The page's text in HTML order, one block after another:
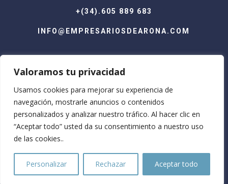
Valoramos tu privacidad
Usamos cookies para mejorar su experiencia de
navegación, mostrarle anuncios o contenidos
personalizados y analizar nuestro tráfico. Al hacer clic en
“Aceptar todo” usted da su consentimiento a nuestro uso
de las cookies..
Personalizar Rechazar Aceptar todo
+(34).605 889 683
INFO@EMPRESARIOSDEARONA.COM